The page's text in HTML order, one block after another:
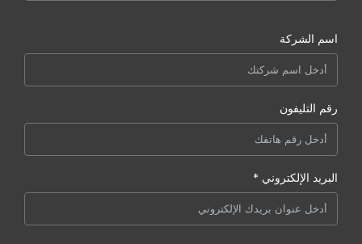
اسم الشركة
رقم التليفون
البريد الإلكتروني *